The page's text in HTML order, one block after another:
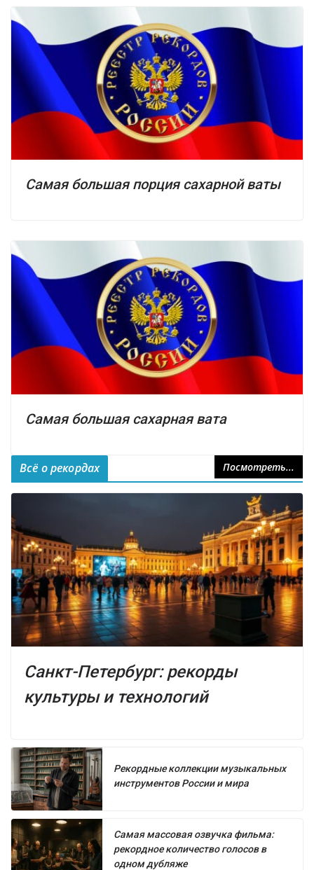
Самая большая порция сахарной ваты
Самая большая сахарная вата
Всё о рекордах Посмотреть...
Санкт-Петербург: рекорды
культуры и технологий
Рекордные коллекции музыкальных
инструментов России и мира
Самая массовая озвучка фильма:
рекордное количество голосов в
одном дубляже